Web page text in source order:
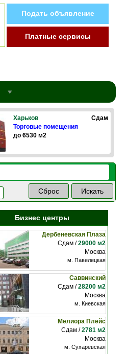
Подать объявление
Платные сервисы
Харьков
Сдам
Торговые помещения
до 6530 м2
Бизнес центры
Дербеневская Плаза
Сдам /29000 м2
Москва
м. Павелецкая
Саввинский
Сдам /28200 м2
Москва
м. Киевская
Мелиора Плейс
Сдам /2781 м2
Москва
м. Сухаревская